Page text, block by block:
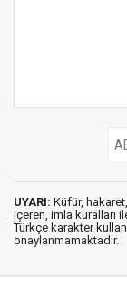
UYARI: Küfür,
içeren, imla kuralları
Türkçe karakter
onaylanmamaktadır.